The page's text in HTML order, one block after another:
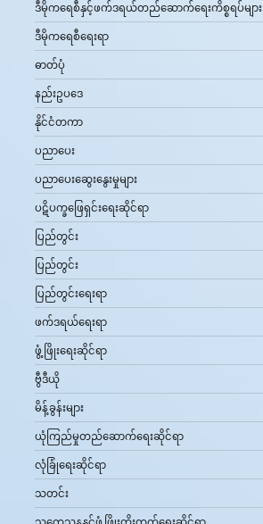
ဒီမိုကရေစီနှင့်ဖက်ဒရယ်တည်ဆောက်‌ရေးကိစ္စရပ်များ
ဒီမိုကရေစီရေးရာ
ဓာတ်ပုံ
နည်းဥပဒေ
နိုင်ငံတကာ
ပညာပေး
ပညာပေးဆွေးနွေးမှုများ
ပဋိပက္ခဖြေရှင်းရေးဆိုင်ရာ
ပြည်တွင်း
ပြည်တွင်း
ပြည်တွင်းရေးရာ
ဖက်ဒရယ်ရေးရာ
ဖွံ့ဖြိုးရေးဆိုင်ရာ
ဗွီဒီယို
မိန့်ခွန်းများ
ယုံကြည်မှုတည်ဆောက်ရေးဆိုင်ရာ
လုံခြုံရေးဆိုင်ရာ
သတင်း